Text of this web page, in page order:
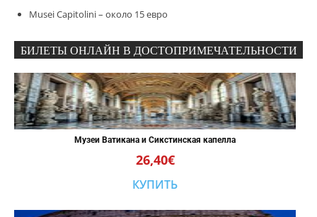
Musei Capitolini – около 15 евро
БИЛЕТЫ ОНЛАЙН В ДОСТОПРИМЕЧАТЕЛЬНОСТИ
Музеи Ватикана и Сикстинская капелла
26,40€
КУПИТЬ